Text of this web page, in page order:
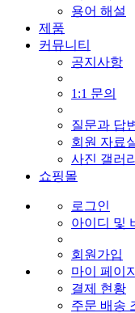
용어 해설
제품
커뮤니티
공지사항
1:1 문의
질문과 답
회원 자료
사진 갤러리
쇼핑몰
로그인
아이디 및
회원가입
마이 페이
결제 현황
주문 배송